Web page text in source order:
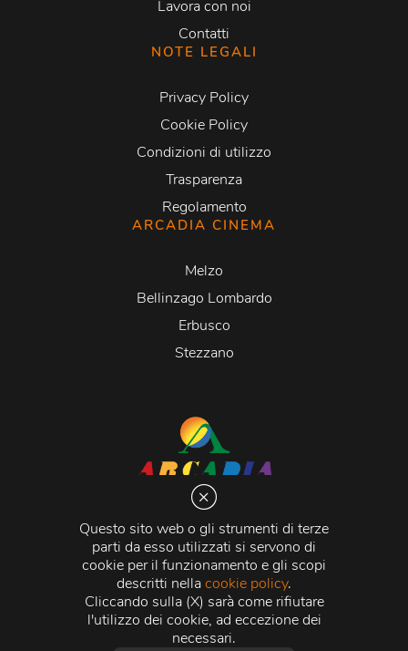
Questo sito web o gli strumenti di terze
parti da esso utilizzati si servono di
cookie per il funzionamento e gli scopi
descritti nellacookie policy.
Cliccando sulla (X) sarà come rifiutare
l'utilizzo dei cookie, ad eccezione dei
necessari.
Lavora con noi
Contatti
NOTE LEGALI
Privacy Policy
Cookie Policy
Condizioni di utilizzo
Trasparenza
Regolamento
ARCADIA CINEMA
Melzo
Bellinzago Lombardo
Erbusco
Stezzano
Via Martiri della Libertà 20066 Melzo (MI)
C.C.I.A.A. - R.E.A di Milano n. 1427910
Registro delle Imprese di Milano n. 338392 -
Fiscale e Partita Iva11015840157 | Capitale Sociale
500.000,00 i.v.
Credits:Crea Informatica S.r.l. 2026 © Tutti i diritti
riservati.